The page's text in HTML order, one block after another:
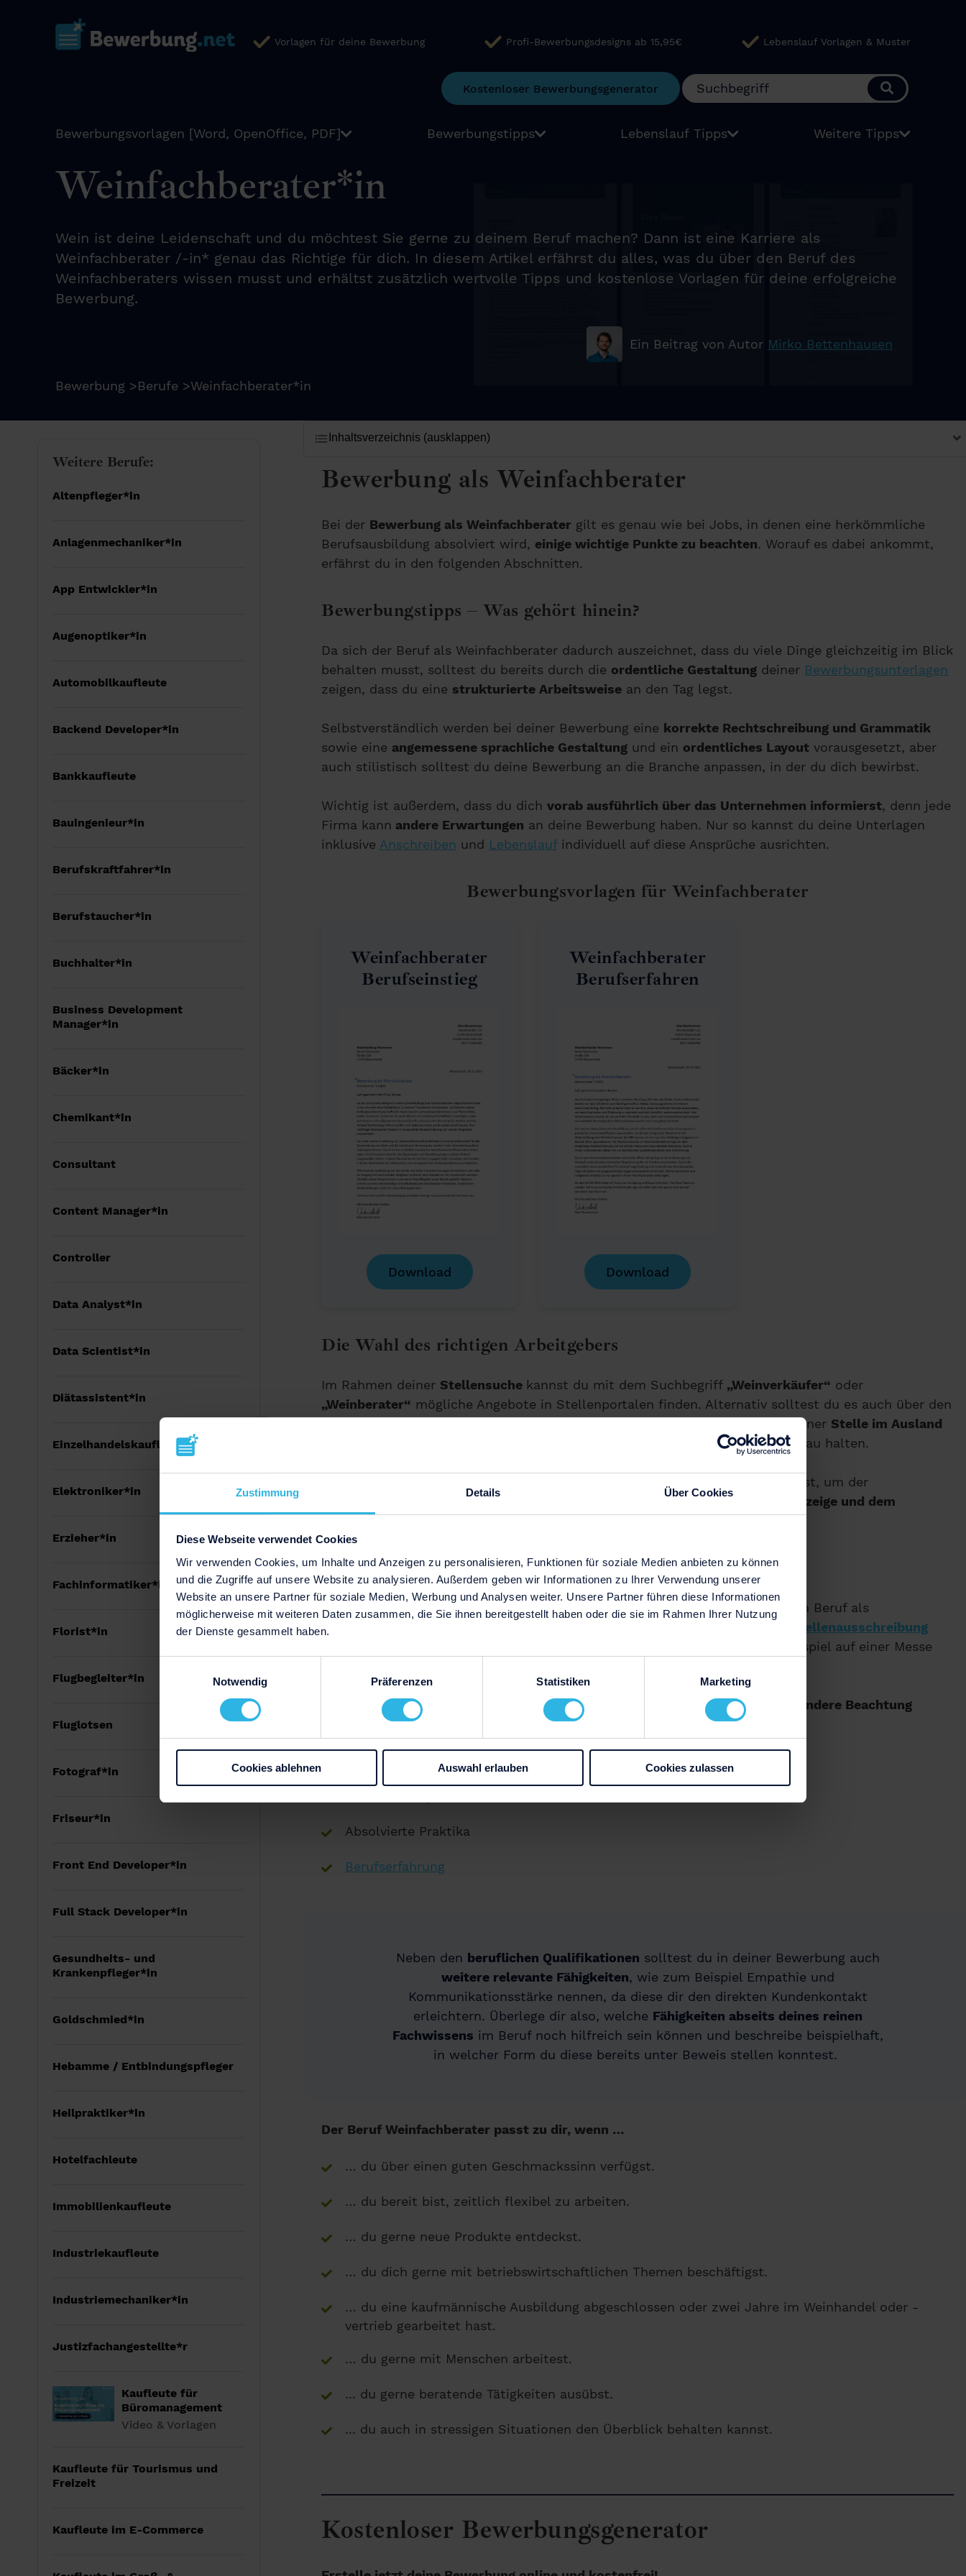
Zustimmung Details Über Cookies
Diese Webseite verwendet Cookies
Wir verwenden Cookies, um Inhalte und Anzeigen zu personalisieren, Funktionen für soziale Medien anbieten zu können
und die Zugriffe auf unsere Website zu analysieren. Außerdem geben wir Informationen zu Ihrer Verwendung unserer
Website an unsere Partner für soziale Medien, Werbung und Analysen weiter. Unsere Partner führen diese Informationen
möglicherweise mit weiteren Daten zusammen, die Sie ihnen bereitgestellt haben oder die sie im Rahmen Ihrer Nutzung
der Dienste gesammelt haben.
Notwendig
Präferenzen Statistiken Marketing
Cookies ablehnen Auswahl erlauben Cookies zulassen
Vorlagen für deine Bewerbung Profi-Bewerbungsdesigns ab 15,95€ Lebenslauf Vorlagen & Muster
Kostenloser Bewerbungsgenerator
Bewerbungsvorlagen [Word, OpenOffice, PDF] Bewerbungstipps Lebenslauf Tipps Weitere Tipps
Weinfachberater*in
Wein ist deine Leidenschaft und du möchtest Sie gerne zu deinem Beruf machen? Dann ist eine Karriere als
Weinfachberater /-in* genau das Richtige für dich. In diesem Artikel erfährst du alles, was du über den Beruf des
Weinfachberaters wissen musst und erhältst zusätzlich wertvolle Tipps und kostenlose Vorlagen für deine erfolgreiche
Bewerbung.
Ein Beitrag von Autor Mirko Bettenhausen
Bewerbung >Berufe >Weinfachberater*in
Weitere Berufe:
Altenpfleger*in
Anlagenmechaniker*in
App Entwickler*in
Augenoptiker*in
Automobilkaufleute
Backend Developer*in
Bankkaufleute
Bauingenieur*in
Berufskraftfahrer*in
Berufstaucher*in
Buchhalter*in
Business Development
Manager*in
Bäcker*in
Chemikant*in
Consultant
Content Manager*in
Controller
Data Analyst*in
Data Scientist*in
Diätassistent*in
Einzelhandelskaufleute
Elektroniker*in
Erzieher*in
Fachinformatiker*in
Florist*in
Flugbegleiter*in
Fluglotsen
Fotograf*in
Friseur*in
Front End Developer*in
Full Stack Developer*in
Gesundheits- und
Krankenpfleger*in
Goldschmied*in
Hebamme / Entbindungspfleger
Heilpraktiker*in
Hotelfachleute
Immobilienkaufleute
Industriekaufleute
Industriemechaniker*in
Justizfachangestellte*r
Kaufleute für
Büromanagement
Video & Vorlagen
Kaufleute für Tourismus und
Freizeit
Kaufleute im E-Commerce
Inhaltsverzeichnis (ausklappen)
Bewerbung als Weinfachberater
Bei der Bewerbung als Weinfachberater gilt es genau wie bei Jobs, in denen eine herkömmliche
Berufsausbildung absolviert wird, einige wichtige Punkte zu beachten. Worauf es dabei ankommt,
erfährst du in den folgenden Abschnitten.
Bewerbungstipps – Was gehört hinein?
Da sich der Beruf als Weinfachberater dadurch auszeichnet, dass du viele Dinge gleichzeitig im Blick
behalten musst, solltest du bereits durch die ordentliche Gestaltung deiner Bewerbungsunterlagen
zeigen, dass du eine strukturierte Arbeitsweise an den Tag legst.
Selbstverständlich werden bei deiner Bewerbung eine korrekte Rechtschreibung und Grammatik
sowie eine angemessene sprachliche Gestaltung und ein ordentliches Layout vorausgesetzt, aber
auch stilistisch solltest du deine Bewerbung an die Branche anpassen, in der du dich bewirbst.
Wichtig ist außerdem, dass du dich vorab ausführlich über das Unternehmen informierst, denn jede
Firma kann andere Erwartungen an deine Bewerbung haben. Nur so kannst du deine Unterlagen
inklusive Anschreiben und Lebenslaufindividuell auf diese Ansprüche ausrichten.
Bewerbungsvorlagen für Weinfachberater
Weinfachberater
Berufseinstieg
Download
Weinfachberater
Berufserfahren
Download
Die Wahl des richtigen Arbeitgebers
Im Rahmen deiner Stellensuche kannst du mit dem Suchbegriff „Weinverkäufer“ oder
„Weinberater“ mögliche Angebote in Stellenportalen finden. Alternativ solltest du es auch über den
versuchen. Wenn du auf der Suche nach einer Stelle im Ausland
„wine consultant“Ausschau halten.
Erwähne in deiner Bewerbung, warum du dich gerade für diese Stelle bewirbst, um der
arbeitgebenden Person zu zeigen, dass du dich
ausführlich mit der Stellenanzeige und dem
Berufliche Qualifikation
Stelle deinen beruflichen Werdegang detailliert da, um deine Eignung für den Beruf als
Weinfachberater zu betonen. Dabei musst du dich immer auf die
Stellenausschreibung
beziehen, da deine Aufgaben je nachdem ob du im Weinhandel oder zum Beispiel auf einer Messe
In deiner gut strukturierten Bewerbung solltest du
folgenden Bereichen besondere Beachtung
schenken:
Absolvierte Praktika
Berufserfahrung
Neben den beruflichen Qualifikationen solltest du in deiner Bewerbung auch
weitere relevante Fähigkeiten, wie zum Beispiel Empathie und
Kommunikationsstärke nennen, da diese dir den direkten Kundenkontakt
erleichtern. Überlege dir also, welche Fähigkeiten abseits deines reinen
Fachwissens im Beruf noch hilfreich sein können und beschreibe beispielhaft,
in welcher Form du diese bereits unter Beweis stellen konntest.
Der Beruf Weinfachberater passt zu dir, wenn …
… du über einen guten Geschmackssinn verfügst.
… du bereit bist, zeitlich flexibel zu arbeiten.
… du gerne neue Produkte entdeckst.
… du dich gerne mit betriebswirtschaftlichen Themen beschäftigst.
… du eine kaufmännische Ausbildung abgeschlossen oder zwei Jahre im Weinhandel oder -
vertrieb gearbeitet hast.
… du gerne mit Menschen arbeitest.
... du gerne beratende Tätigkeiten ausübst.
... du auch in stressigen Situationen den Überblick behalten kannst.
Kostenloser Bewerbungsgenerator